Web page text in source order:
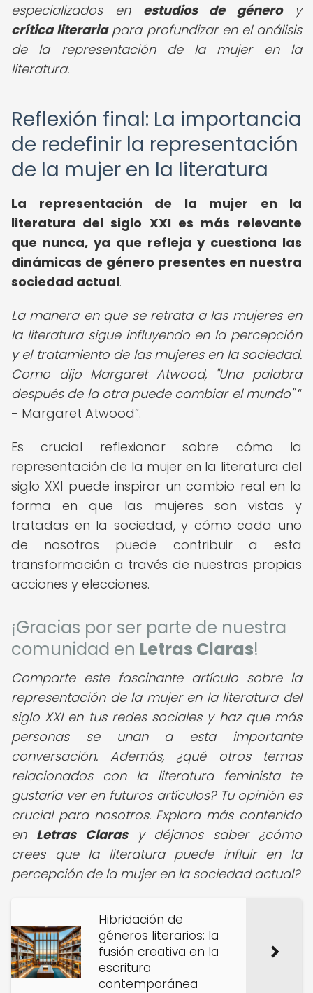
especializados en estudios de géneroy
crítica literariapara profundizar en el análisis
de la representación de la mujer en la
literatura.
Reflexión final: La importancia
de redefinir la representación
de la mujer en la literatura
La representación de la mujer en la
literatura del siglo XXI es más relevante
que nunca, ya que refleja y cuestiona las
dinámicas de género presentes en nuestra
sociedad actual.
La manera en que se retrata a las mujeres en
la literatura sigue influyendo en la percepción
y el tratamiento de las mujeres en la sociedad.
Como dijo Margaret Atwood, "Una palabra
después de la otra puede cambiar el mundo"
- Margaret Atwood .
Es crucial reflexionar sobre cómo la
representación de la mujer en la literatura del
siglo XXI puede inspirar un cambio real en la
forma en que las mujeres son vistas y
tratadas en la sociedad, y cómo cada uno
de nosotros puede contribuir a esta
transformación a través de nuestras propias
acciones y elecciones.
¡Gracias por ser parte de nuestra
comunidad en Letras Claras!
Comparte este fascinante artículo sobre la
representación de la mujer en la literatura del
siglo XXI en tus redes sociales y haz que más
personas se unan a esta importante
conversación. Además, ¿qué otros temas
relacionados con la literatura feminista te
gustaría ver en futuros artículos? Tu opinión es
crucial para nosotros. Explora más contenido
en Letras Clarasy déjanos saber ¿cómo
crees que la literatura puede influir en la
percepción de la mujer en la sociedad actual?
Hibridación de
géneros literarios: la
fusión creativa en la
escritura
contemporánea